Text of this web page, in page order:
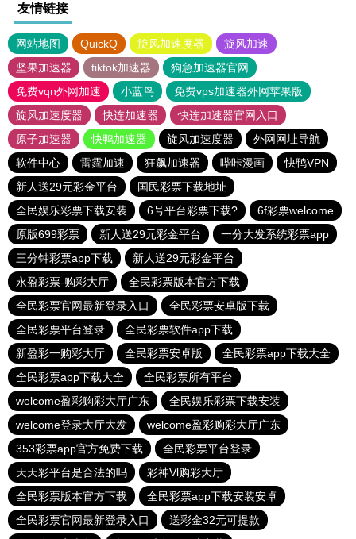
友情链接
网站地图 QuickQ 旋风加速度器
旋风加速
坚果加速器
tiktok加速器
狗急加速器官网
免费vqn外网加速
小蓝鸟
免费vps加速器外网苹果版
旋风加速度器
快连加速器
快连加速器官网入口
原子加速器
快鸭加速器 旋风加速度器
外网网址导航
软件中心
雷霆加速 狂飙加速器 哔咔漫画
快鸭VPN
新人送29元彩金平台
国民彩票下载地址
全民娱乐彩票下载安装
6号平台彩票下载?
6f彩票welcome
原版699彩票
新人送29元彩金平台
一分大发系统彩票app
三分钟彩票app下载
新人送29元彩金平台
永盈彩票-购彩大厅
全民彩票版本官方下载
全民彩票官网最新登录入口
全民彩票安卓版下载
全民彩票平台登录
全民彩票软件app下载
新盈彩一购彩大厅
全民彩票安卓版
全民彩票app下载大全
全民彩票app下载大全
全民彩票所有平台
welcome盈彩购彩大厅广东
全民娱乐彩票下载安装
welcome登录大厅大发
welcome盈彩购彩大厅广东
353彩票app官方免费下载
全民彩票平台登录
天天彩平台是合法的吗
彩神Vl购彩大厅
全民彩票版本官方下载
全民彩票app下载安装安卓
全民彩票官网最新登录入口
送彩金32元可提款